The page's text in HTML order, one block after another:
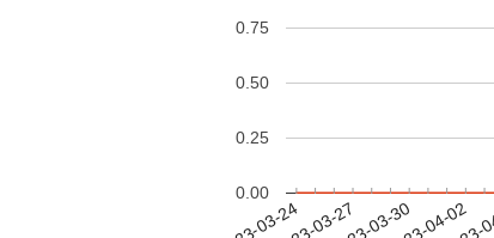
0.00
0.25
0.50
0.75